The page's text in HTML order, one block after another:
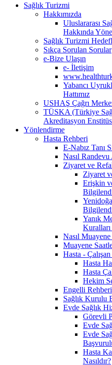
Sağlık Turizmi
Hakkımızda
Uluslararası
Hakkında
Sağlık Turizmi
Sıkça Sorulan Sorular
e-Bize Ulaşın
e- İletişim
Yabancı
Hattımız
USHAŞ Çağrı
TÜSKA (Türkiye
Akreditasyon
Yönlendirme
Hasta Rehberi
E-Nabız Tanı
Nasıl Randevu
Ziyaret ve
Ziyaret
Erişkin
Yanık
Kuralları
Nasıl
Muayene
Hasta -
Hasta
Hasta
Hekim
Engelli Rehberi
Sağlık Kurulu
Evde Sağlık
Görevli
Evde
Evde
Hasta
Nasıldır?